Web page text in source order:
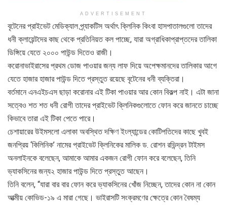
ADVERTISEMENT
বৃটেনের প্রাইভেট মেডিক্যাল প্র্যাকটিস অর্থাৎ ক্লিনিক কিংবা হাসপাতালগুলো তাদের
ধনী ক্লায়েন্টদের কাছ থেকে প্রতিনিয়ত কল পাচ্ছে, যারা অগ্রাধিকাপ্রাপ্তদের তালিকা
ডিঙ্গিয়ে যেতে ২০০০ পাউন্ড দিতেও রাজী।
করোনাভাইরাসের প্রথম ডোজ পাওয়ার জন্য লাফ দিয়ে অপেক্ষমানদের তালিকার আগে
যেতে হাজার হাজার পাউন্ড দিতে প্রস্তুত রয়েছে বৃটেনের ধনী ব্যক্তিরা।
বর্তমানে এনএইচএস ছাড়া করোনার এই টিকা পাওয়ার আর কোন বিকল্প নাই। এটা জানা
সত্বেও শত শত ধনী রোগী তাদের প্রাইভেট ক্লিনিকগুলোতে ফোন করে জানতে চাচ্ছে
কিভাবে তারা এই টিকা পেতে পারে।
চেশায়ারের উইমসলো এলাকা অবস্থিত দক্ষিণ ইংল্যান্ডের কোটিপতিদের কাছে খুবই
জনপ্রিয় ‘কিলিনিক’ নামের প্রাইভেট ক্লিনিকের মালিক ড. রোশন রভিন্দ্রন টাইমস
অনলাইনকে বলেছেন, আমাকে আমার একজন রোগী ফোন করে বলেছেন, তিনি
ভ্যাকসিনের জন্য২ হাজার পাউন্ড দিতে প্রস্তুত আছেন।
তিনি বলেন, “যারা বার বার ফোন করে ভ্যাকসিনের খোঁজ নিচ্ছেন, তাদের কোন না কোন
আত্মীয় কোভিড-১৯ এ মারা গেছে। ভাইরাসটি সংক্রমণের ক্ষেত্রে কোন বৈষম্য